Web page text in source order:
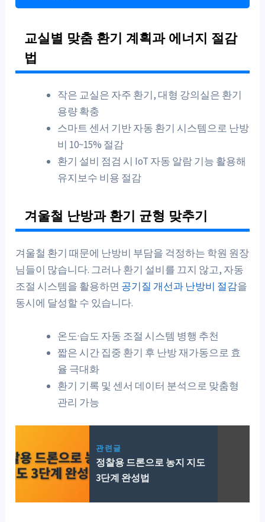
교실별 맞춤 환기 계획과 에너지 절감
법
작은 교실은 자주 환기, 대형 강의실은 환기
용량 확충
스마트 센서 기반 자동 환기 시스템으로 난방
비 10~15% 절감
환기 설비 점검 시 IoT 자동 알람 기능 활용해
유지보수 비용 절감
겨울철 난방과 환기 균형 맞추기
겨울철 환기 때문에 난방비 부담을 걱정하는 학원 원장
님들이 많습니다. 그러나 환기 설비를 끄지 않고, 자동
조절 시스템을 활용하면 공기질 개선과 난방비 절감을
동시에 달성할 수 있습니다.
온도·습도 자동 조절 시스템 병행 추천
짧은 시간 집중 환기 후 난방 재가동으로 효
율 극대화
환기 기록 및 센서 데이터 분석으로 맞춤형
관리 가능
관련글
정찰용 드론으로 농지 지도
3단계 완성법